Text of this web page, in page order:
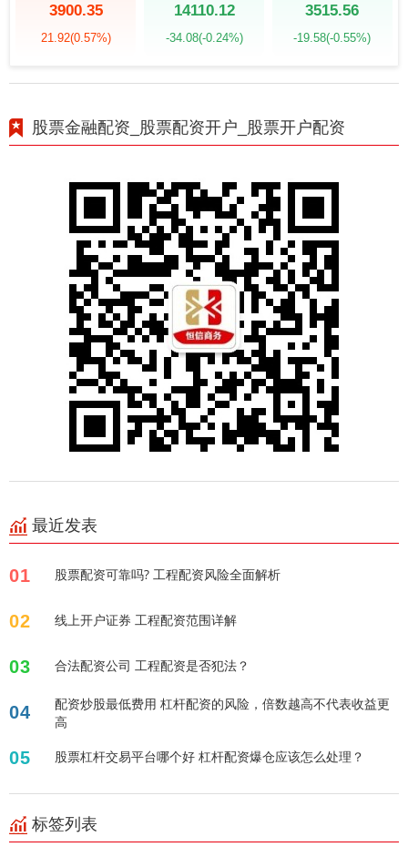
3900.35
21.92(0.57%)
14110.12
-34.08(-0.24%)
3515.56
-19.58(-0.55%)
股票金融配资_股票配资开户_股票开户配资
最近发表
01 股票配资可靠吗? 工程配资风险全面解析
02 线上开户证券 工程配资范围详解
03 合法配资公司 工程配资是否犯法？
04
配资炒股最低费用 杠杆配资的风险，倍数越高不代表收益更
高
05 股票杠杆交易平台哪个好 杠杆配资爆仓应该怎么处理？
标签列表